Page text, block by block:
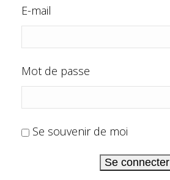
E-mail
Mot de passe
Se souvenir de moi
Se connecter